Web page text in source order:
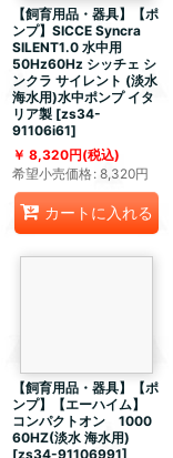
【飼育用品・器具】【ポ
ンプ】SICCE Syncra
SILENT1.0 水中用
50Hz60Hz シッチェ シ
ンクラ サイレント (淡水
海水用)水中ポンプ イタ
リア製 [zs34-
91106i61]
8,320円(税込)
希望小売価格: 8,320円
カートに入れる
【飼育用品・器具】【ポ
ンプ】【エーハイム】
コンパクトオン 1000
60HZ(淡水 海水用)
[zs34-91106991]